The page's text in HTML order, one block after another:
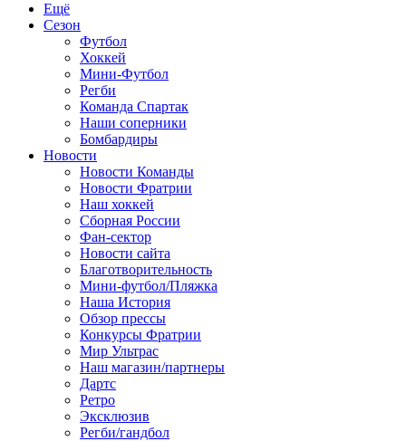
Ещё
Сезон
Футбол
Хоккей
Мини-Футбол
Регби
Команда Спартак
Наши соперники
Бомбардиры
Новости
Новости Команды
Новости Фратрии
Наш хоккей
Сборная России
Фан-cектор
Новости сайта
Благотворительность
Мини-футбол/Пляжка
Наша История
Обзор прессы
Конкурсы Фратрии
Мир Ультрас
Наш магазин/партнеры
Дартс
Ретро
Эксклюзив
Регби/гандбол